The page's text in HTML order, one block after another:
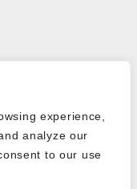
experience,
analyze our
to our use